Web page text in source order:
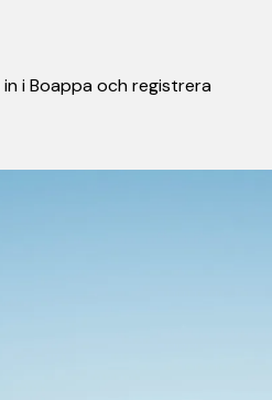
i Boappa och registrera